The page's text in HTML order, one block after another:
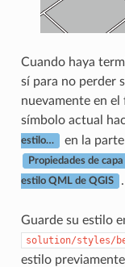
Cuando haya
sí para no perder
nuevamente en
símbolo actual
estilo… en la
Propiedades de capa
estilo QML de QGIS .
Guarde su estilo
solution/styles/
estilo